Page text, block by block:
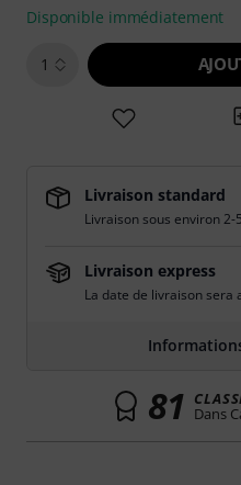
Disponible immédiatement
1
Livraison standard
Livraison sous environ 2-
Livraison express
La date de livraison sera
81 Dans